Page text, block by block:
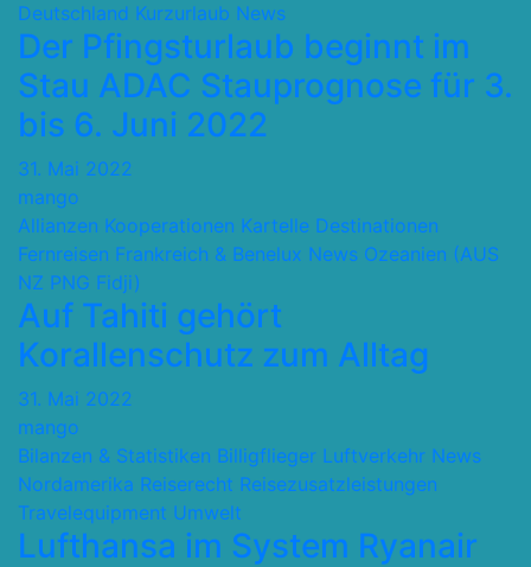
Deutschland Kurzurlaub News
Der Pfingsturlaub beginnt im
Stau ADAC Stauprognose für 3.
bis 6. Juni 2022
31. Mai 2022
mango
Allianzen Kooperationen Kartelle Destinationen
Fernreisen Frankreich & Benelux News Ozeanien (AUS
NZ PNG Fidji)
Auf Tahiti gehört
Korallenschutz zum Alltag
31. Mai 2022
mango
Bilanzen & Statistiken Billigflieger Luftverkehr News
Nordamerika Reiserecht Reisezusatzleistungen
Travelequipment Umwelt
Lufthansa im System Ryanair